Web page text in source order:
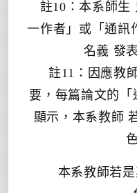
註10 ：本系師
一作者」或「通訊
名義 發
註11 ：因應教
要，每篇論文的「
顯示，本系教師
本系教師若